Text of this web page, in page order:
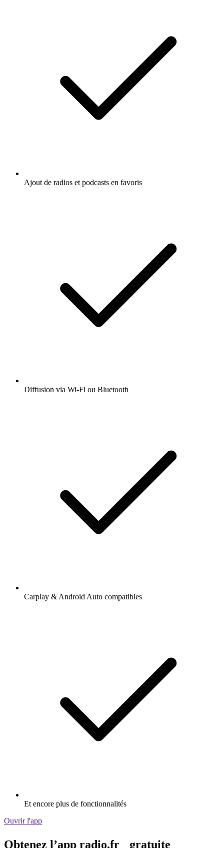
Ajout de radios et podcasts en favoris
Diffusion via Wi-Fi ou Bluetooth
Carplay & Android Auto compatibles
Et encore plus de fonctionnalités
Ouvrir l'app
Obtenez l’app radio.fr gratuite